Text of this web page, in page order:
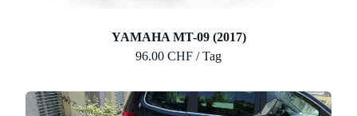
YAMAHA MT-09 (2017)
96.00 CHF / Tag